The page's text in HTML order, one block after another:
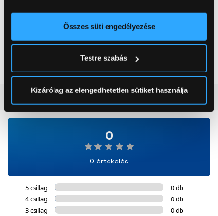
elhelyezkedéséről pár méteres pontossággal
Az Ön készülékén beazonosítása annak konkrét
módjairól és adja meg preferenciáit aRészletek
pontban. Bármikor módosíthatja vagy visszavonhatja a
Sütinyilatkozathoz való hozzájárulását.
okat használ, melyeket az Ön gépén tárol a rendszer. A
cookie-k személyazonosítására nem alkalmasak,
szolgáltatásaink biztosításához szükségesek. Az oldal
Összes süti engedélyezése
Testre szabás
Kizárólag az elengedhetetlen sütiket használja
Gorenje NRS8182KX Side
Gorenje N619EAXL4
kombinált hűtőszekrény
179 999 Ft
Vásárlói vélemények (0)
0
0 értékelés
5 csillag
0 db
4 csillag
0 db
3 csillag
0 db